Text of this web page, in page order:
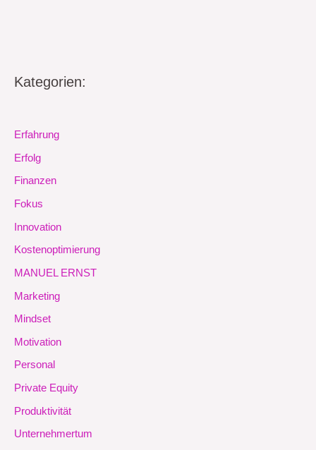
Kategorien:
Erfahrung
Erfolg
Finanzen
Fokus
Innovation
Kostenoptimierung
MANUEL ERNST
Marketing
Mindset
Motivation
Personal
Private Equity
Produktivität
Unternehmertum